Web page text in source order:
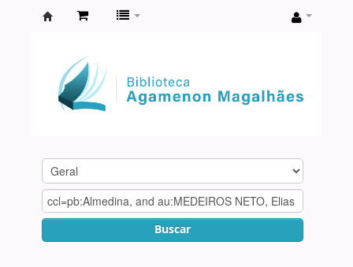
Agamenon
Magalhães
Buscar